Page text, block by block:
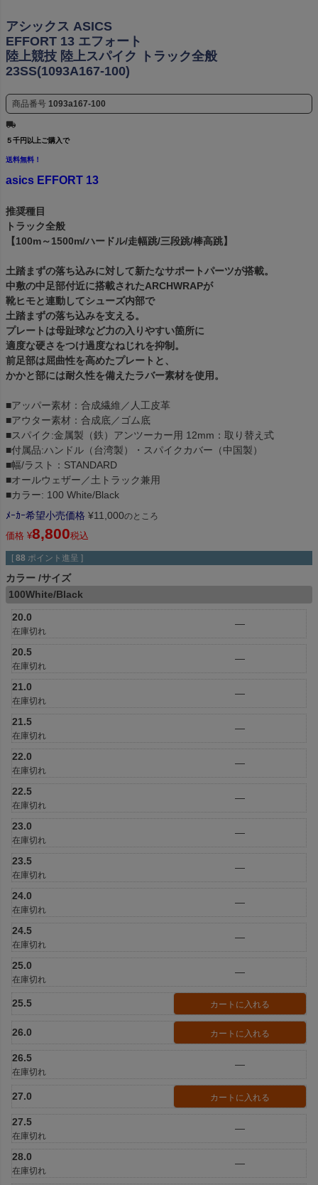
アシックス ASICS
EFFORT 13 エフォート
陸上競技 陸上スパイク トラック全般
23SS(1093A167-100)
商品番号 1093a167-100
５千円以上ご購入で
送料無料！
asics EFFORT 13
推奨種目
トラック全般
【100m～1500m/ハードル/走幅跳/三段跳/棒高跳】
土踏まずの落ち込みに対して新たなサポートパーツが搭載。
中敷の中足部付近に搭載されたARCHWRAPが
靴ヒモと連動してシューズ内部で
土踏まずの落ち込みを支える。
プレートは母趾球など力の入りやすい箇所に
適度な硬さをつけ過度なねじれを抑制。
前足部は屈曲性を高めたプレートと、
かかと部には耐久性を備えたラバー素材を使用。
■アッパー素材：合成繊維／人工皮革
■アウター素材：合成底／ゴム底
■スパイク:金属製（鉄）アンツーカー用 12mm：取り替え式
■付属品:ハンドル（台湾製）・スパイクカバー（中国製）
■幅/ラスト：STANDARD
■オールウェザー／土トラック兼用
■カラー: 100 White/Black
ﾒｰｶｰ希望小売価格 ¥11,000のところ
価格 ¥8,800税込
[ 88 ポイント進呈 ]
カラー サイズ
100White/Black
20.0
在庫切れ
—
20.5
在庫切れ
—
21.0
在庫切れ
—
21.5
在庫切れ
—
22.0
在庫切れ
—
22.5
在庫切れ
—
23.0
在庫切れ
—
23.5
在庫切れ
—
24.0
在庫切れ
—
24.5
在庫切れ
—
25.0
在庫切れ
—
25.5 カートに入れる
26.0 カートに入れる
26.5
在庫切れ
—
27.0 カートに入れる
27.5
在庫切れ
—
28.0
在庫切れ
—